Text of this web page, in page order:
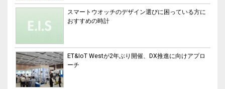
スマートウオッチのデザイン選びに困っている方に
おすすめの時計
ET&IoT Westが2年ぶり開催、DX推進に向けアプロ
ーチ